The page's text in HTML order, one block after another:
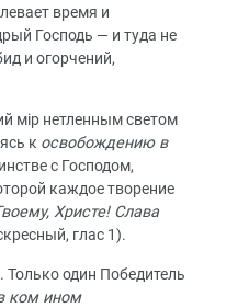
время и
Господь — и туда не
и огорчений,
мiр нетленным светом
к освобождению в
с Господом,
каждое творение
Христе! Слава
глас 1).
один Победитель
ком ином